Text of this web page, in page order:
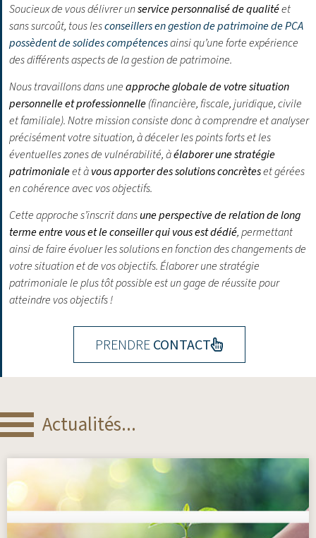
Soucieux de vous délivrer unservice personnalisé de qualitéet
sans surcoût, tous lesconseillers en gestion de patrimoine de PCA
possèdent de solides compétencesainsi qu’une forte expérience
des différents aspects de la gestion de patrimoine.
Nous travaillons dans uneapproche globale de votre situation
personnelle et professionnelle(financière, fiscale, juridique, civile
et familiale). Notre mission consiste donc à comprendre et analyser
précisément votre situation, à déceler les points forts et les
éventuelles zones de vulnérabilité, àélaborer une stratégie
patrimonialeet àvous apporter des solutions concrèteset gérées
en cohérence avec vos objectifs.
Cette approche s’inscrit dansune perspective de relation de long
terme entre vous et le conseiller qui vous est dédié, permettant
ainsi de faire évoluer les solutions en fonction des changements de
votre situation et de vos objectifs.Élaborer une stratégie
patrimoniale le plus tôt possible est un gage de réussite pour
atteindre vos objectifs !
PRENDRE CONTACT
Actualités...